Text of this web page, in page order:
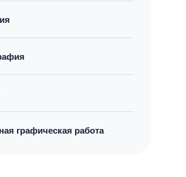
графическая работа